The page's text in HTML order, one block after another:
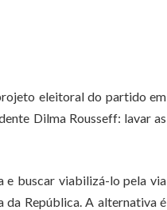
eleitoral do partido em
Dilma Rousseff: lavar as
e buscar viabilizá-lo pela via
da República. A alternativa é